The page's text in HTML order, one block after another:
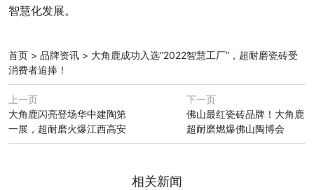
智慧化发展。
首页 > 品牌资讯 > 大角鹿成功入选“2022智慧工厂”，超耐磨瓷砖受
消费者追捧！
上一页
大角鹿闪亮登场华中建陶第
一展，超耐磨火爆江西高安
下一页
佛山最红瓷砖品牌！大角鹿
超耐磨燃爆佛山陶博会
相关新闻